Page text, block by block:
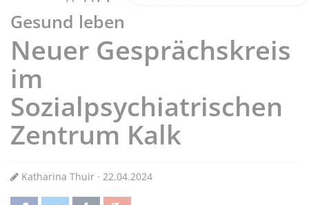
Gesund leben
Neuer Gesprächskreis
im
Sozialpsychiatrischen
Zentrum Kalk
Katharina Thuir · 22.04.2024